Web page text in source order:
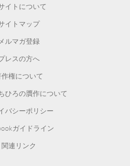
イトについて
イトマップ
メルマガ登録
レスの方へ
権について
ひろの贋作について
バシーポリシー
ガイドライン
関連リンク